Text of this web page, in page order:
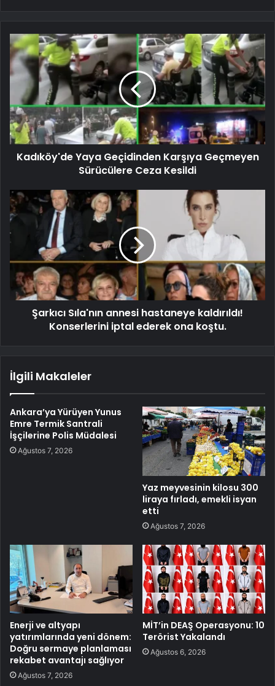
Kadıköy'de Yaya Geçidinden Karşıya Geçmeyen
Sürücülere Ceza Kesildi
Şarkıcı Sıla'nın annesi hastaneye kaldırıldı!
Konserlerini iptal ederek ona koştu.
İlgili Makaleler
Ankara’ya Yürüyen Yunus
Emre Termik Santrali
İşçilerine Polis Müdalesi
Ağustos 7, 2026
Yaz meyvesinin kilosu 300
liraya fırladı, emekli isyan
etti
Ağustos 7, 2026
Enerji ve altyapı
yatırımlarında yeni dönem:
Doğru sermaye planlaması
rekabet avantajı sağlıyor
Ağustos 7, 2026
MİT’in DEAŞ Operasyonu: 10
Terörist Yakalandı
Ağustos 6, 2026